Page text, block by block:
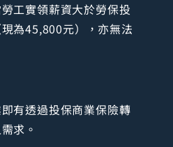
勞工實領薪資大於勞保投
為45,800元），亦無法
有透過投保商業保險轉
求。